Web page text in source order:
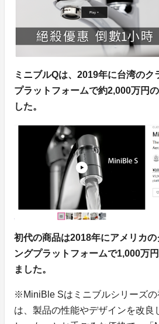
ミニブルQは、2019年に台湾のク
プラットフォームで約2,000万円
した。
初代の商品は2018年にアメリカ
ングプラットフォームで1,000万
ました。
※MiniBle Sはミニブルシリーズ
は、製品の性能やデザインを改良